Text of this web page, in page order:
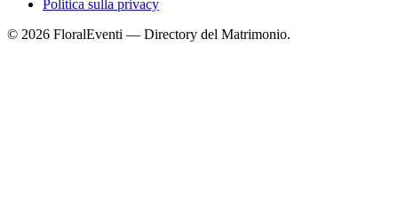
Politica sulla privacy
© 2026 FloralEventi — Directory del Matrimonio.